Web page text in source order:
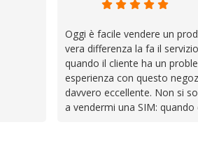
Oggi è facile vendere un
vera differenza la fa il
quando il cliente ha un
esperienza con questo
davvero eccellente. Non si
a vendermi una SIM: